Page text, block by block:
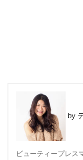
ビューティープレス